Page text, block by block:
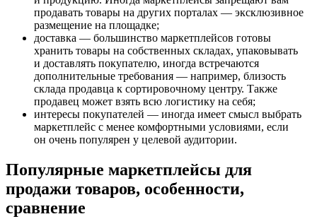
продавать товары на других порталах — эксклюзивное
размещение на площадке;
доставка — большинство маркетплейсов готовы
хранить товары на собственных складах, упаковывать
и доставлять покупателю, иногда встречаются
дополнительные требования — например, близость
склада продавца к сортировочному центру. Также
продавец может взять всю логистику на себя;
интересы покупателей — иногда имеет смысл выбрать
маркетплейс с менее комфортными условиями, если
он очень популярен у целевой аудитории.
Популярные маркетплейсы для
продажи товаров, особенности,
сравнение